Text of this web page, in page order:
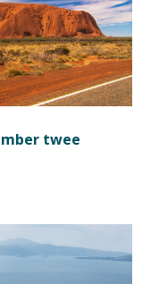
twee